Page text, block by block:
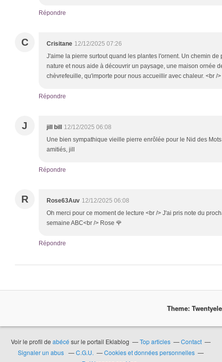
Répondre
C Crisitane 12/12/2025 07:26
J'aime la pierre surtout quand les plantes l'ornent. Un chemin
nature et nous aide à découvrir un paysage, une maison ornée
chèvrefeuille, qu'importe pour nous accueillir avec chaleur. <br /
Répondre
J jill bill
12/12/2025 06:08
Une bien sympathique vieille pierre enrôlée pour le Nid des
amitiés, jill
Répondre
R Rose63Auv 12/12/2025 06:08
Oh merci pour ce moment de lecture <br /> J'ai pris note du
semaine ABC<br /> Rose 🌹
Répondre
Theme:
Voir le profil deabécé sur le portail Eklablog Top articles
Contact
Signaler un abus
C.G.U.
Cookies et données personnelles